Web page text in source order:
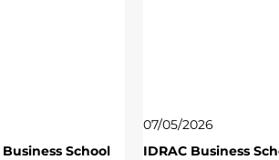
School
07/05/2026
IDRAC Business